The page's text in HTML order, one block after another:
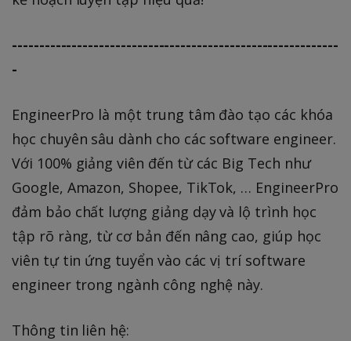
------------------------------------------------------------
-
EngineerPro là một trung tâm đào tạo các khóa
học chuyên sâu dành cho các software engineer.
Với 100% giảng viên đến từ các Big Tech như
Google, Amazon, Shopee, TikTok, … EngineerPro
đảm bảo chất lượng giảng dạy và lộ trình học
tập rõ ràng, từ cơ bản đến nâng cao, giúp học
viên tự tin ứng tuyển vào các vị trí software
engineer trong ngành công nghệ này.
Thông tin liên hệ: